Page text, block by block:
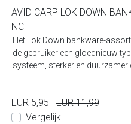
AVID CARP LOK DOWN
NCH
Het Lok Down bankware-
de gebruiker een gloednieuw
systeem, sterker en duurzamer
EUR 5,95
EUR 11,99
Vergelijk